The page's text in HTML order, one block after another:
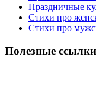
Праздничные
Стихи про
Стихи про
Полезные ссылки